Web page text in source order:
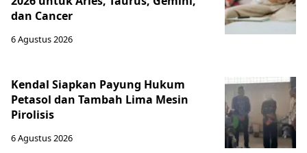
dan Cancer
6 Agustus 2026
Kendal Siapkan Payung Hukum
Petasol dan Tambah Lima Mesin
Pirolisis
6 Agustus 2026